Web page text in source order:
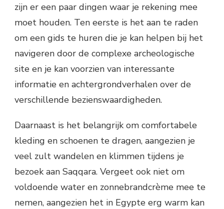
zijn er een paar dingen waar je rekening mee
moet houden. Ten eerste is het aan te raden
om een gids te huren die je kan helpen bij het
navigeren door de complexe archeologische
site en je kan voorzien van interessante
informatie en achtergrondverhalen over de
verschillende bezienswaardigheden.
Daarnaast is het belangrijk om comfortabele
kleding en schoenen te dragen, aangezien je
veel zult wandelen en klimmen tijdens je
bezoek aan Saqqara. Vergeet ook niet om
voldoende water en zonnebrandcrème mee te
nemen, aangezien het in Egypte erg warm kan